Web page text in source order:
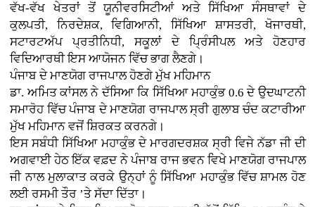
ਵੱਖ-ਵੱਖ ਖੇਤਰਾਂ ਤੋਂ ਯੂਨੀਵਰਸਿਟੀਆਂ ਅਤੇ ਸਿੱਖਿਆ ਸੰਸਥਾਵਾਂ ਦੇ
ਕੁਲਪਤੀ, ਨਿਰਦੇਸ਼ਕ, ਵਿਗਿਆਨੀ, ਸਿੱਖਿਆ ਸ਼ਾਸਤਰੀ, ਖੋਜਾਰਥੀ,
ਸਟਾਰਟਅੱਪ ਪ੍ਰਤੀਨਿਧੀ, ਸਕੂਲਾਂ ਦੇ ਪ੍ਰਿੰਸੀਪਲ ਅਤੇ ਹੋਣਹਾਰ
ਵਿਦਿਆਰਥੀ ਇਸ ਆਯੋਜਨ ਵਿੱਚ ਭਾਗ ਲੈਣਗੇ।
ਪੰਜਾਬ ਦੇ ਮਾਣਯੋਗ ਰਾਜਪਾਲ ਹੋਣਗੇ ਮੁੱਖ ਮਹਿਮਾਨ
ਡਾ. ਅਮਿਤ ਕਾਂਸਲ ਨੇ ਦੱਸਿਆ ਕਿ ਸਿੱਖਿਆ ਮਹਾਕੁੰਭ 0.6 ਦੇ ਉਦਘਾਟਨੀ
ਸਮਾਰੋਹ ਵਿੱਚ ਪੰਜਾਬ ਦੇ ਮਾਣਯੋਗ ਰਾਜਪਾਲ ਸ੍ਰੀ ਗੁਲਾਬ ਚੰਦ ਕਟਾਰੀਆ
ਮੁੱਖ ਮਹਿਮਾਨ ਵਜੋਂ ਸ਼ਿਰਕਤ ਕਰਨਗੇ।
ਇਸ ਸਬੰਧੀ ਸਿੱਖਿਆ ਮਹਾਕੁੰਭ ਦੇ ਮਾਰਗਦਰਸ਼ਕ ਸ੍ਰੀ ਵਿਜੇ ਨੱਡਾ ਜੀ ਦੀ
ਅਗਵਾਈ ਹੇਠ ਇੱਕ ਵਫ਼ਦ ਨੇ ਪੰਜਾਬ ਰਾਜ ਭਵਨ ਵਿਖੇ ਮਾਣਯੋਗ ਰਾਜਪਾਲ
ਜੀ ਨਾਲ ਮੁਲਾਕਾਤ ਕਰਕੇ ਉਨ੍ਹਾਂ ਨੂੰ ਸਿੱਖਿਆ ਮਹਾਕੁੰਭ ਵਿੱਚ ਸ਼ਾਮਲ ਹੋਣ
ਲਈ ਰਸਮੀ ਤੌਰ ’ਤੇ ਸੱਦਾ ਦਿੱਤਾ।